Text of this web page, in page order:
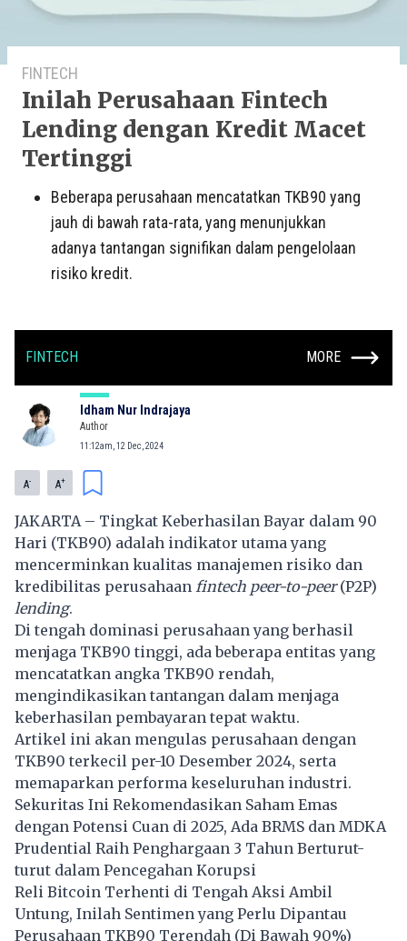
FINTECH
Inilah Perusahaan Fintech
Lending dengan Kredit Macet
Tertinggi
Beberapa perusahaan mencatatkan TKB90 yang
jauh di bawah rata-rata, yang menunjukkan
adanya tantangan signifikan dalam pengelolaan
risiko kredit.
FINTECH MORE
Idham Nur Indrajaya
Author
11:12am, 12 Dec, 2024
A- A+
JAKARTA – Tingkat Keberhasilan Bayar dalam 90
Hari (TKB90) adalah indikator utama yang
mencerminkan kualitas manajemen risiko dan
kredibilitas perusahaan fintech peer-to-peer(P2P)
lending.
Di tengah dominasi perusahaan yang berhasil
menjaga TKB90 tinggi, ada beberapa entitas yang
mencatatkan angka TKB90 rendah,
mengindikasikan tantangan dalam menjaga
keberhasilan pembayaran tepat waktu.
Artikel ini akan mengulas perusahaan dengan
TKB90 terkecil per-10 Desember 2024, serta
memaparkan performa keseluruhan industri.
Sekuritas Ini Rekomendasikan Saham Emas
dengan Potensi Cuan di 2025, Ada BRMS dan MDKA
Prudential Raih Penghargaan 3 Tahun Berturut-
turut dalam Pencegahan Korupsi
Reli Bitcoin Terhenti di Tengah Aksi Ambil
Untung, Inilah Sentimen yang Perlu Dipantau
Perusahaan TKB90 Terendah (Di Bawah 90%)